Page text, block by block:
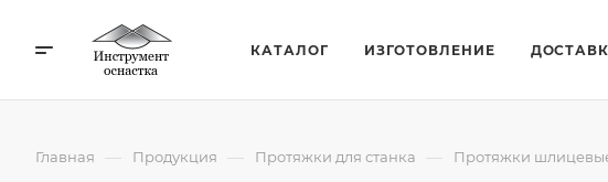
КАТАЛОГ ИЗГОТОВЛЕНИЕ
Главная — Продукция — Протяжки для станка — Протяжки